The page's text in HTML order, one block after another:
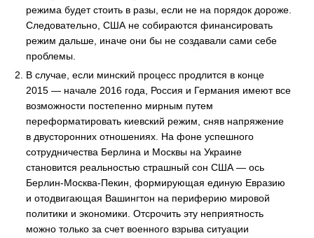
режима будет стоить в разы, если не на порядок дороже.
Следовательно, США не собираются финансировать
режим дальше, иначе они бы не создавали сами себе
проблемы.
В случае, если минский процесс продлится в конце
2015 — начале 2016 года, Россия и Германия имеют все
возможности постепенно мирным путем
переформатировать киевский режим, сняв напряжение
в двусторонних отношениях. На фоне успешного
сотрудничества Берлина и Москвы на Украине
становится реальностью страшный сон США — ось
Берлин-Москва-Пекин, формирующая единую Евразию
и отодвигающая Вашингтон на периферию мировой
политики и экономики. Отсрочить эту неприятность
можно только за счет военного взрыва ситуации